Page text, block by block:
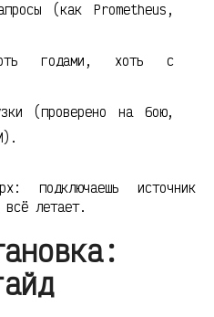
(как Prometheus,
годами, хоть с
(проверено на бою,
подключаешь источник
летает.